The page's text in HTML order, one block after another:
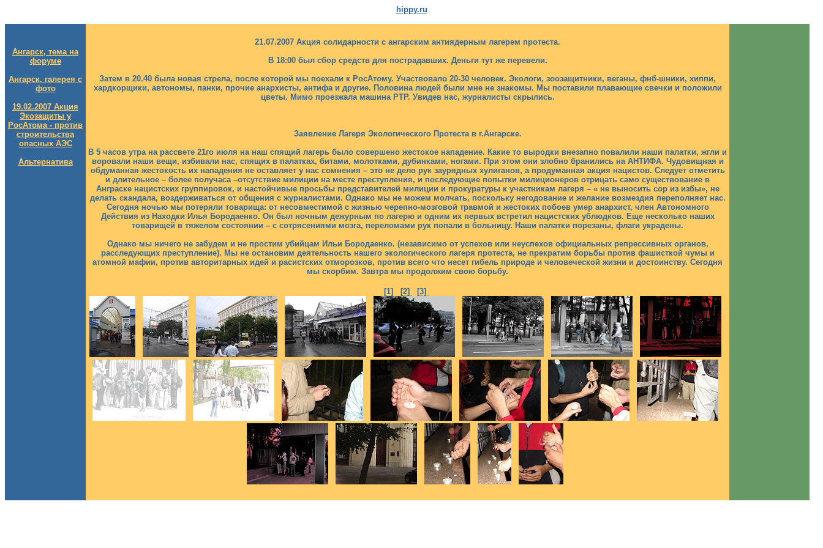
hippy.ru
Ангарск, тема на
форуме
Ангарск, галерея с
фото
19.02.2007 Акция
Экозащиты у
РосАтома - против
строительства
опасных АЭС
Альтернатива
21.07.2007 Акция солидарности с ангарским антиядерным лагерем протеста.
В 18:00 был сбор средств для пострадавших. Деньги тут же перевели.
Затем в 20.40 была новая стрела, после которой мы поехали к РосАтому. Участвовало 20-30 человек. Экологи, зоозащитники, веганы, фнб-шники, хиппи,
хардкорщики, автономы, панки, прочие анархисты, антифа и другие. Половина людей были мне не знакомы. Мы поставили плавающие свечки и положили
цветы. Мимо проезжала машина РТР. Увидев нас, журналисты скрылись.
Заявление Лагеря Экологического Протеста в г.Ангарске.
В 5 часов утра на рассвете 21го июля на наш спящий лагерь было совершено жестокое нападение. Какие то выродки внезапно повалили наши палатки, жгли и
воровали наши вещи, избивали нас, спящих в палатках, битами, молотками, дубинками, ногами. При этом они злобно бранились на АНТИФА. Чудовищная и
обдуманная жестокость их нападения не оставляет у нас сомнения – это не дело рук заурядных хулиганов, а продуманная акция нацистов. Следует отметить
и длительное – более получаса –отсутствие милиции на месте преступления, и последующие попытки милиционеров отрицать само существование в
Анграске нацистских группировок, и настойчивые просьбы представителей милиции и прокуратуры к участникам лагеря – « не выносить сор из избы», не
делать скандала, воздерживаться от общения с журналистами. Однако мы не можем молчать, поскольку негодование и желание возмездия переполняет нас.
Сегодня ночью мы потеряли товарища: от несовместимой с жизнью черепно-мозговой травмой и жестоких побоев умер анархист, член Автономного
Действия из Находки Илья Бородаенко. Он был ночным дежурным по лагерю и одним их первых встретил нацистских ублюдков. Еще несколько наших
товарищей в тяжелом состоянии – с сотрясениями мозга, переломами рук попали в больницу. Наши палатки порезаны, флаги украдены.
Однако мы ничего не забудем и не простим убийцам Ильи Бородаенко. (независимо от успехов или неуспехов официальных репрессивных органов,
расследующих преступление). Мы не остановим деятельность нашего экологического лагеря протеста, не прекратим борьбы против фашисткой чумы и
атомной мафии, против авторитарных идей и расистских отморозков, против всего что несет гибель природе и человеческой жизни и достоинству. Сегодня
мы скорбим. Завтра мы продолжим свою борьбу.
[1] [2] [3]